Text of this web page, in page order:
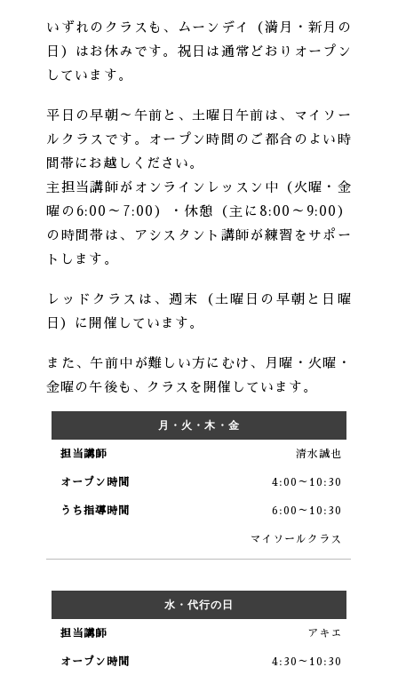
いずれのクラスも、ムーンデイ（満月・新月の
日）はお休みです。祝日は通常どおりオープン
しています。
平日の早朝～午前と、土曜日午前は、マイソー
ルクラスです。オープン時間のご都合のよい時
間帯にお越しください。
主担当講師がオンラインレッスン中（火曜・金
曜の6:00～7:00）・休憩（主に8:00～9:00）
の時間帯は、アシスタント講師が練習をサポー
トします。
レッドクラスは、週末（土曜日の早朝と日曜
日）に開催しています。
また、午前中が難しい方にむけ、月曜・火曜・
金曜の午後も、クラスを開催しています。
月・火・木・金
清水誠也
4:00～10:30
6:00～10:30
マイソールクラス
水・代行の日
アキエ
4:30～10:30